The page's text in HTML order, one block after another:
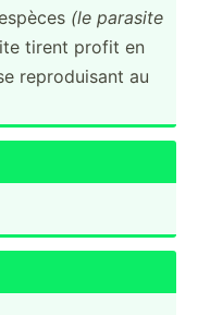
(le parasite
tirent profit en
reprod­uisant au